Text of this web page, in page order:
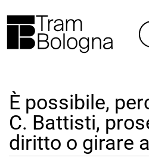
È possibile,
C. Battisti,
diritto o girare